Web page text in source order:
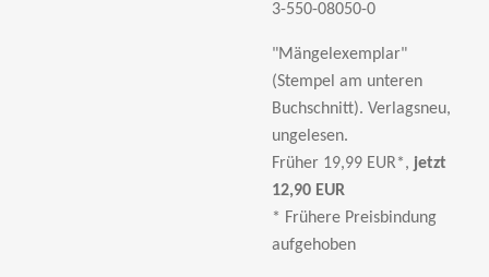
3-550-08050-0
"Mängelexemplar"
(Stempel am unteren
Buchschnitt). Verlagsneu,
ungelesen.
Früher 19,99 EUR*, jetzt
12,90 EUR
* Frühere Preisbindung
aufgehoben